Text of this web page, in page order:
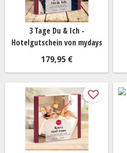
3 Tage Du & Ich -
Hotelgutschein von mydays
179,95 €